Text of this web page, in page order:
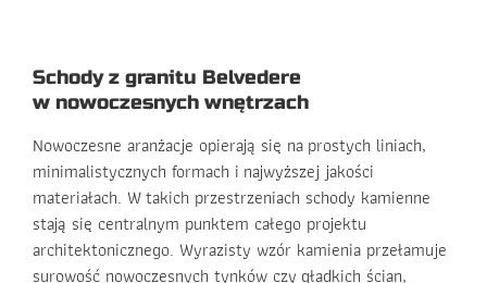
Schody z granitu Belvedere
w nowoczesnych wnętrzach
Nowoczesne aranżacje opierają się na prostych liniach,
minimalistycznych formach i najwyższej jakości
materiałach. W takich przestrzeniach schody kamienne
stają się centralnym punktem całego projektu
architektonicznego. Wyrazisty wzór kamienia przełamuje
surowość nowoczesnych tynków czy gładkich ścian,